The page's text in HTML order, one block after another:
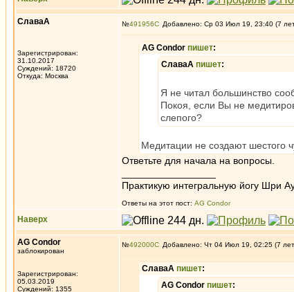
СлаваА
Зарегистрирован:
31.10.2017
Суждений: 18720
Откуда: Москва
№491956 Добавлено: Ср 03 Июл 19, 23:40 (7
AG Condor пишет:
СлаваА пишет:
Я не читал большинство
Покоя, если Вы не
слепого?
Медитации не создают шестого
Ответьте для начала на вопросы.
Практикую интегральную йогу Шри
Ответы на этот пост: AG Condor
Наверх
AG Condor
заблокирован
Зарегистрирован:
05.03.2019
Суждений: 1355
№492000 Добавлено: Чт 04 Июл 19, 02:25 (7
СлаваА пишет:
AG Condor пишет: